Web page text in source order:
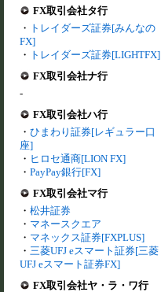
FX取引会社タ行
・ トレイダーズ証券[みんなの
FX]
・ トレイダーズ証券[LIGHTFX]
FX取引会社ナ行
-
FX取引会社ハ行
・ ひまわり証券[レギュラー口
座]
・ ヒロセ通商[LION FX]
・ PayPay銀行[FX]
FX取引会社マ行
・ 松井証券
・ マネースクエア
・ マネックス証券[FXPLUS]
・ 三菱UFJ eスマート証券[三菱
UFJ eスマート証券FX]
FX取引会社ヤ・ラ・ワ行